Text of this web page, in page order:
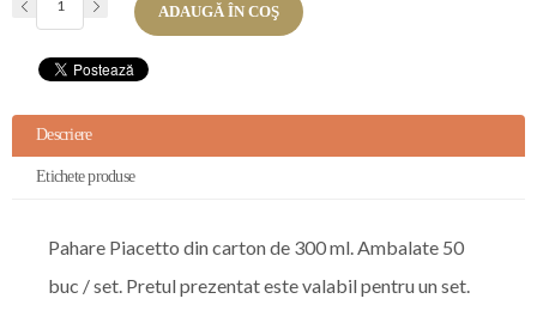
ADAUGĂ ÎN COŞ
Descriere
Etichete produse
Pahare Piacetto din carton de 300 ml. Ambalate 50
buc / set. Pretul prezentat este valabil pentru un set.